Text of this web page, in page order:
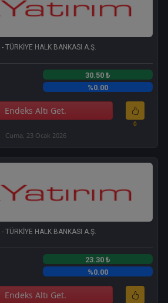
- TÜRKİYE HALK BANKASI A.Ş.
30.50 ₺
%0.00
Endeks Altı Get.
0
Cuma, 23 Ocak 2026
- TÜRKİYE HALK BANKASI A.Ş.
23.30 ₺
%0.00
Endeks Altı Get.